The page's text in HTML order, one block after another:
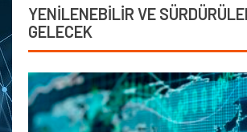
YENİLENEBİLİR VE
GELECEK